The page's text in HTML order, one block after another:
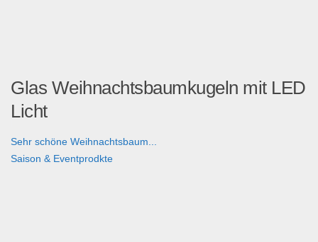
Glas Weihnachtsbaumkugeln mit LED
Licht
Sehr schöne Weihnachtsbaum...
Saison & Eventprodkte